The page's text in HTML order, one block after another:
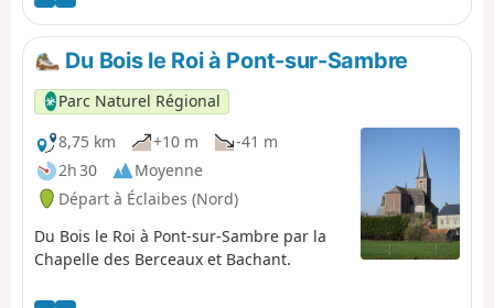
Du Bois le Roi à Pont-sur-Sambre
Parc Naturel Régional
8,75 km
+10 m
-41 m
2h 30
Moyenne
Départ à Éclaibes (Nord)
Du Bois le Roi à Pont-sur-Sambre par la
Chapelle des Berceaux et Bachant.